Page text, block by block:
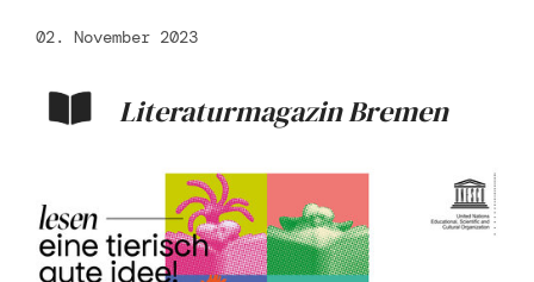
02. November 2023
Literaturmagazin Bremen